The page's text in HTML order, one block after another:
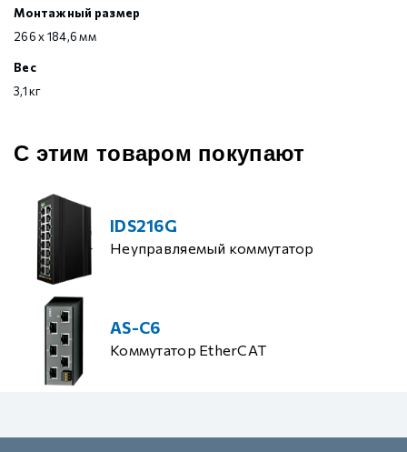
Монтажный размер
266 х 184,6 мм
Вес
3,1 кг
С этим товаром покупают
IDS216G
Неуправляемый коммутатор
AS-C6
Коммутатор EtherCAT